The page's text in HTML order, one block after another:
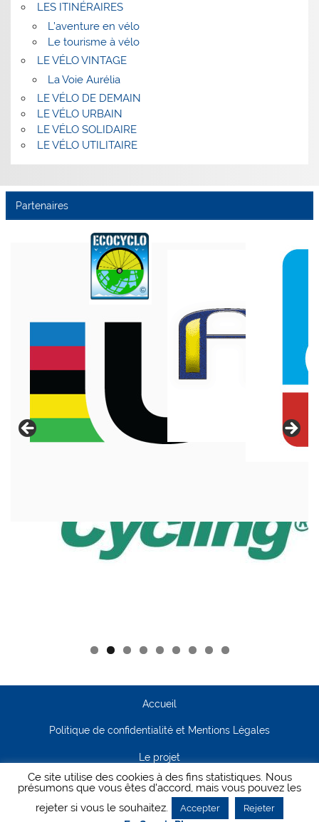
LES ITINÉRAIRES
L’aventure en vélo
Le tourisme à vélo
LE VÉLO VINTAGE
La Voie Aurélia
LE VÉLO DE DEMAIN
LE VÉLO URBAIN
LE VÉLO SOLIDAIRE
LE VÉLO UTILITAIRE
Partenaires
Accueil
Politique de confidentialité et Mentions Légales
Le projet
Contact
Ce site utilise des cookies à des fins statistiques. Nous
présumons que vous êtes d'accord, mais vous pouvez les
rejeter si vous le souhaitez.
Accepter Rejeter